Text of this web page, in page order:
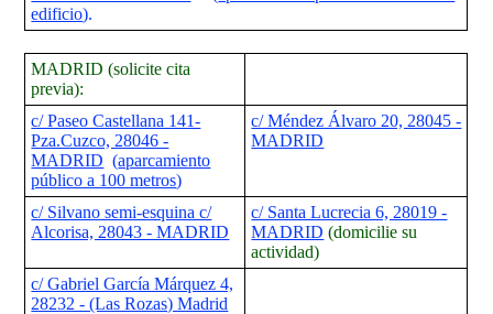
edificio).
MADRID (solicite cita
previa):
c/ Paseo Castellana 141-
Pza.Cuzco, 28046 -
MADRID (aparcamiento
público a 100 metros)
c/ Méndez Álvaro 20, 28045 -
MADRID
c/ Silvano semi-esquina c/
Alcorisa, 28043 - MADRID
c/ Santa Lucrecia 6, 28019 -
MADRID (domicilie su
actividad)
c/ Gabriel García Márquez 4,
28232 - (Las Rozas) Madrid